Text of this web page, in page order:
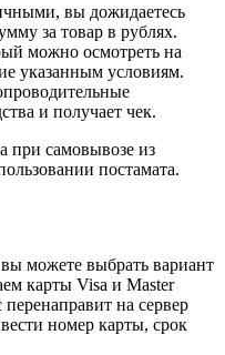
вы дожидаетесь
за товар в рублях.
можно осмотреть на
указанным условиям.
и получает чек.
при самовывозе из
постамата.
можете выбрать вариант
карты Visa и Master
на сервер
номер карты, срок